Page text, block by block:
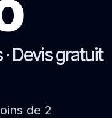
Devis gratuit
de 2